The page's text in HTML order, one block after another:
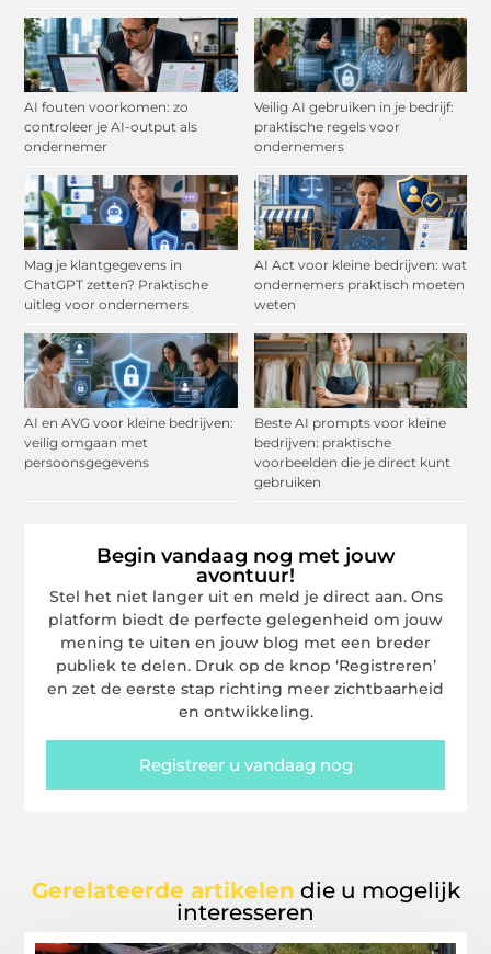
AI fouten voorkomen: zo
controleer je AI-output als
ondernemer
Veilig AI gebruiken in je bedrijf:
praktische regels voor
ondernemers
Mag je klantgegevens in
ChatGPT zetten? Praktische
uitleg voor ondernemers
AI Act voor kleine bedrijven: wat
ondernemers praktisch moeten
weten
AI en AVG voor kleine bedrijven:
veilig omgaan met
persoonsgegevens
Beste AI prompts voor kleine
bedrijven: praktische
voorbeelden die je direct kunt
gebruiken
Begin vandaag nog met jouw
avontuur!
Stel het niet langer uit en meld je direct aan. Ons
platform biedt de perfecte gelegenheid om jouw
mening te uiten en jouw blog met een breder
publiek te delen. Druk op de knop ‘Registreren’
en zet de eerste stap richting meer zichtbaarheid
en ontwikkeling.
Registreer u vandaag nog
Gerelateerde artikelen die u mogelijk
interesseren